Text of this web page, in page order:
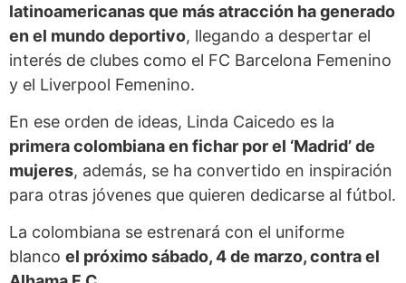
latinoamericanas que más atracción ha generado
en el mundo deportivo, llegando a despertar el
interés de clubes como el FC Barcelona Femenino
y el Liverpool Femenino.
En ese orden de ideas, Linda Caicedo es la
primera colombiana en fichar por el ‘Madrid’ de
mujeres, además, se ha convertido en inspiración
para otras jóvenes que quieren dedicarse al fútbol.
La colombiana se estrenará con el uniforme
blanco el próximo sábado, 4 de marzo, contra el